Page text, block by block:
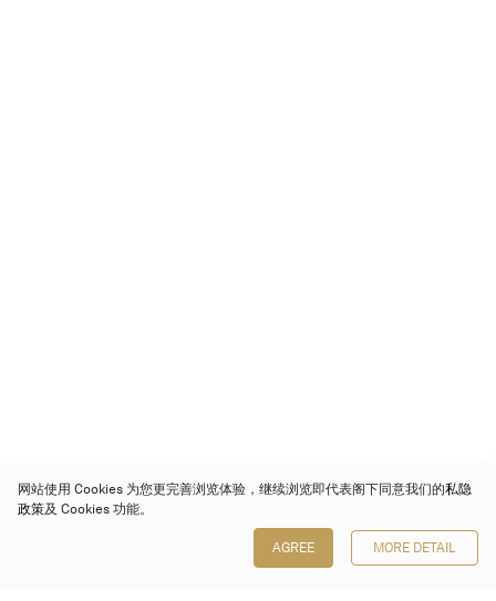
网站使用 Cookies 为您更完善浏览体验，继续浏览即代表阁下同意我们的私隐
政策及 Cookies 功能。
AGREE MORE DETAIL